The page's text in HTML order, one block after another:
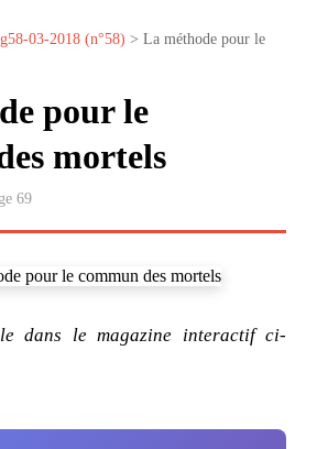
03-2018 (n°58) > La méthode pour le
pour le
mortels
69
dans le magazine interactif ci-